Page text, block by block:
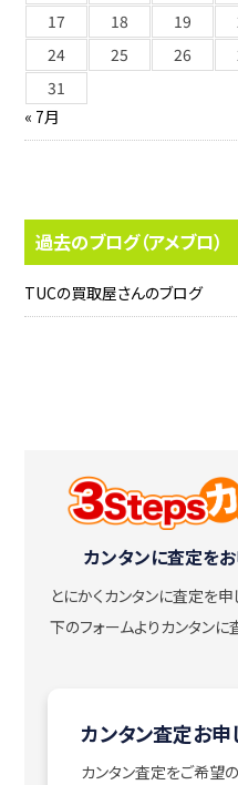
17
18 19
24
25 26
31
« 7月
過去のブログ（アメブロ）
TUCの買取屋さんのブログ
カンタンに査定を
とにかくカンタンに査定を申
下のフォームよりカンタン
カンタン査定お申
カンタン査定をご希望